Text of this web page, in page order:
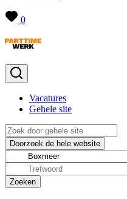
0
Vacatures
Gehele site